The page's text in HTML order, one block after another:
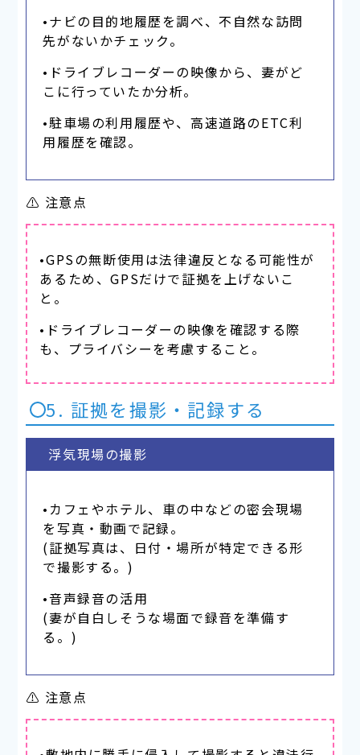
•ナビの目的地履歴を調べ、不自然な訪問
先がないかチェック。
•ドライブレコーダーの映像から、妻がど
こに行っていたか分析。
•駐車場の利用履歴や、高速道路のETC利
用履歴を確認。
⚠ 注意点
•GPSの無断使用は法律違反となる可能性が
あるため、GPSだけで証拠を上げないこ
と。
•ドライブレコーダーの映像を確認する際
も、プライバシーを考慮すること。
5. 証拠を撮影・記録する
浮気現場の撮影
•カフェやホテル、車の中などの密会現場
を写真・動画で記録。
(証拠写真は、日付・場所が特定できる形
で撮影する。)
•音声録音の活用
(妻が自白しそうな場面で録音を準備す
る。)
⚠ 注意点